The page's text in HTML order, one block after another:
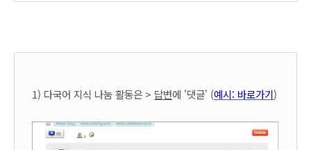
1) 다국어 지식 나눔 활동은 > 답변에 '댓글' (예시: 바로가기)